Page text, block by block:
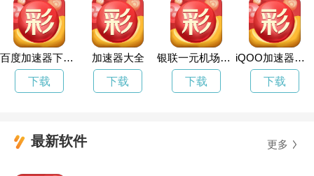
百度加速器下载安装免费
下载
加速器大全
下载
银联一元机场贵宾厅好抢吗
下载
iQOO加速器下载
下载
最新软件 更多